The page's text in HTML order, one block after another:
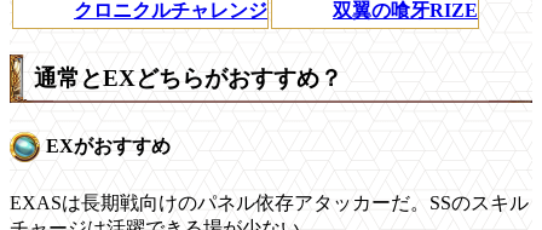
クロニクルチャレンジ 双翼の喰牙RIZE
通常とEXどちらがおすすめ？
EXがおすすめ
EXASは長期戦向けのパネル依存アタッカーだ。SSのスキル